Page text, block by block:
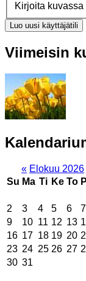
Kirjoita
Viimeisin
« Elokuu 2026
Su Ma Ti Ke To
2
3 4 5 6 7
9
10 11 12 13
16 17 18 19 20
23 24 25 26 27
30 31